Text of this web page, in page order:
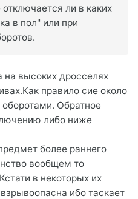
ли в каких
в пол" или при
высоких дросселях
правило сие около
Обратное
либо ниже
более раннего
вообщем то
в некоторых их
ибо таскает